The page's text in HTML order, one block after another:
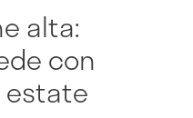
alta:
con